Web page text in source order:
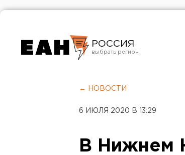
РОССИЯ
Челябинск
← НОВОСТИ
6 ИЮЛЯ 2020 В 13:29
В Нижнем